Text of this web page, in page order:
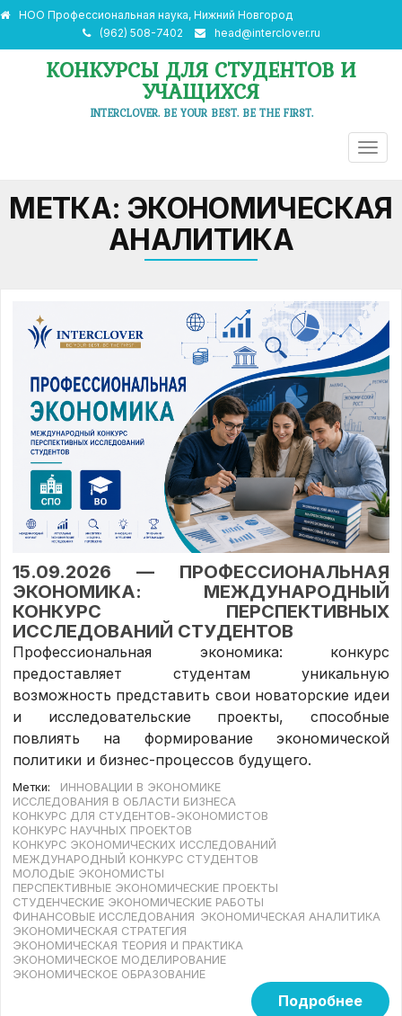
НОО Профессиональная наука, Нижний Новгород
(962) 508-7402
head@interclover.ru
КОНКУРСЫ ДЛЯ СТУДЕНТОВ И
УЧАЩИХСЯ
INTERCLOVER. BE YOUR BEST. BE THE FIRST.
МЕТКА: ЭКОНОМИЧЕСКАЯ
АНАЛИТИКА
15.09.2026 — ПРОФЕССИОНАЛЬНАЯ
ЭКОНОМИКА: МЕЖДУНАРОДНЫЙ
КОНКУРС ПЕРСПЕКТИВНЫХ
ИССЛЕДОВАНИЙ СТУДЕНТОВ
Профессиональная экономика: конкурс
предоставляет студентам уникальную
возможность представить свои новаторские идеи
и исследовательские проекты, способные
повлиять на формирование экономической
политики и бизнес-процессов будущего.
Метки:
ИННОВАЦИИ В ЭКОНОМИКЕ
ИССЛЕДОВАНИЯ В ОБЛАСТИ БИЗНЕСА
КОНКУРС ДЛЯ СТУДЕНТОВ-ЭКОНОМИСТОВ
КОНКУРС НАУЧНЫХ ПРОЕКТОВ
КОНКУРС ЭКОНОМИЧЕСКИХ ИССЛЕДОВАНИЙ
МЕЖДУНАРОДНЫЙ КОНКУРС СТУДЕНТОВ
МОЛОДЫЕ ЭКОНОМИСТЫ
ПЕРСПЕКТИВНЫЕ ЭКОНОМИЧЕСКИЕ ПРОЕКТЫ
СТУДЕНЧЕСКИЕ ЭКОНОМИЧЕСКИЕ РАБОТЫ
ФИНАНСОВЫЕ ИССЛЕДОВАНИЯ ЭКОНОМИЧЕСКАЯ АНАЛИТИКА
ЭКОНОМИЧЕСКАЯ СТРАТЕГИЯ
ЭКОНОМИЧЕСКАЯ ТЕОРИЯ И ПРАКТИКА
ЭКОНОМИЧЕСКОЕ МОДЕЛИРОВАНИЕ
ЭКОНОМИЧЕСКОЕ ОБРАЗОВАНИЕ
Подробнее